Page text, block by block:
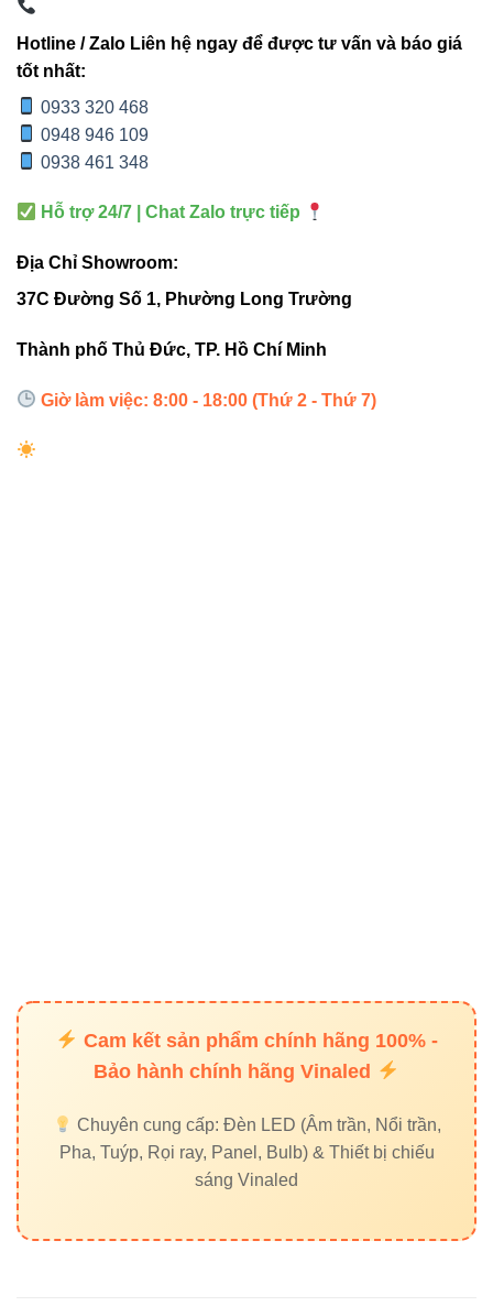
Chọn vị trí lắp nơi nhận đủ ánh sáng mặt trời.
Vệ sinh bề mặt pin mặt trời và đèn định kỳ.
Kiểm tra ánh sáng ban ngày và ban đêm để đảm
Tránh đặt đèn gần vật cản làm che mất ánh sáng
mặt trời.
trần Vinaled,Đèn led panel Vinaled ,Đèn led Bulb Vinaled
Hotline / Zalo Liên hệ ngay để được tư vấn và báo giá
tốt nhất:
0933 320 468
0948 946 109
0938 461 348
Hỗ trợ 24/7 | Chat Zalo trực tiếp
Địa Chỉ Showroom:
37C Đường Số 1, Phường Long Trường
Thành phố Thủ Đức, TP. Hồ Chí Minh
Giờ làm việc: 8:00 - 18:00 (Thứ 2 - Thứ 7)
Cam kết sản phẩm chính hãng 100% -
Bảo hành chính hãng Vinaled
Chuyên cung cấp: Đèn LED (Âm trần, Nổi trần,
Pha, Tuýp, Rọi ray, Panel, Bulb) & Thiết bị chiếu
sáng Vinaled